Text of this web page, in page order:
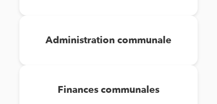
Administration communale
Finances communales